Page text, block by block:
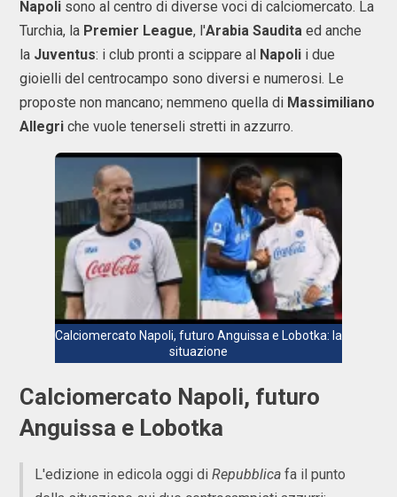
Napoli sono al centro di diverse voci di calciomercato. La
Turchia, la Premier League, l'Arabia Saudita ed anche
la Juventus: i club pronti a scippare al Napoli i due
gioielli del centrocampo sono diversi e numerosi. Le
proposte non mancano; nemmeno quella di Massimiliano
Allegri che vuole tenerseli stretti in azzurro.
Calciomercato Napoli, futuro Anguissa e Lobotka: la
situazione
Calciomercato Napoli, futuro
Anguissa e Lobotka
L'edizione in edicola oggi di Repubblica fa il punto